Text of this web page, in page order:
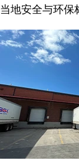
当地安全与环保